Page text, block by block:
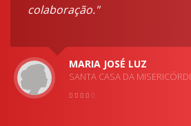
colaboração."
MARIA JOSÉ LUZ
SANTA CASA DA